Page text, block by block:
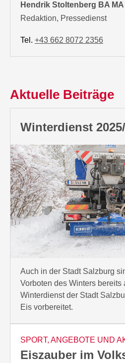
Hendrik Stoltenberg BA MA
Redaktion, Pressedienst
Tel.+43 662 8072 2356
Aktuelle Beiträge
Winterdienst
Auch in der Stadt Salzburg
Vorboten des Winters bereits
Winterdienst der Stadt
Eis vorbereitet.
SPORT, ANGEBOTE UND
Eiszauber im